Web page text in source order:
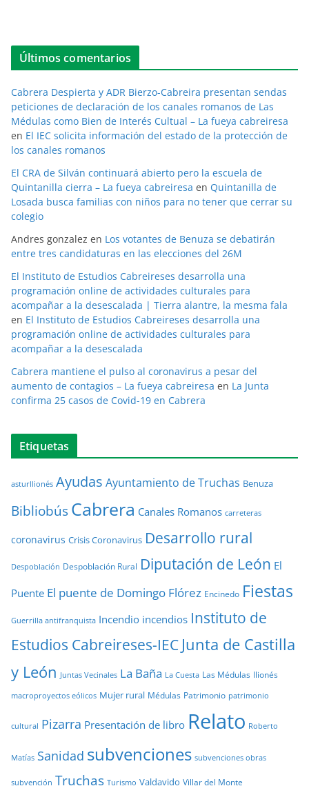
Últimos comentarios
Cabrera Despierta y ADR Bierzo-Cabreira presentan sendas
peticiones de declaración de los canales romanos de Las
Médulas como Bien de Interés Cultual – La fueya cabreiresa
en El IEC solicita información del estado de la protección de
los canales romanos
El CRA de Silván continuará abierto pero la escuela de
Quintanilla cierra – La fueya cabreiresa en Quintanilla de
Losada busca familias con niños para no tener que cerrar su
colegio
Andres gonzalez en Los votantes de Benuza se debatirán
entre tres candidaturas en las elecciones del 26M
El Instituto de Estudios Cabreireses desarrolla una
programación online de actividades culturales para
acompañar a la desescalada | Tierra alantre, la mesma fala
en El Instituto de Estudios Cabreireses desarrolla una
programación online de actividades culturales para
acompañar a la desescalada
Cabrera mantiene el pulso al coronavirus a pesar del
aumento de contagios – La fueya cabreiresa en La Junta
confirma 25 casos de Covid-19 en Cabrera
Etiquetas
asturllionés Ayudas Ayuntamiento de Truchas Benuza
BibliobúsCabrera Canales Romanos carreteras
coronavirus Crisis Coronavirus Desarrollo rural
Despoblación Despoblación Rural Diputación de León El
Puente El puente de Domingo Flórez Encinedo Fiestas
Guerrilla antifranquista Incendio incendios Instituto de
Estudios Cabreireses-IEC Junta de Castilla
y León Juntas Vecinales La Baña La Cuesta Las Médulas llionés
macroproyectos eólicos Mujer rural Médulas Patrimonio patrimonio
cultural Pizarra Presentación de libro Relato Roberto
Matías Sanidad subvenciones subvenciones obras
subvención Truchas Turismo Valdavido Villar del Monte